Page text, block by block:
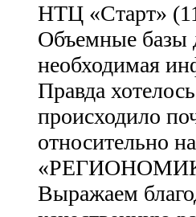
НТЦ «Старт»
Объемные базы
необходимая
Правда
происходило
относительно
Выражаем